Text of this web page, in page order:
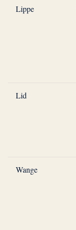
Lippe
Lid
Wange